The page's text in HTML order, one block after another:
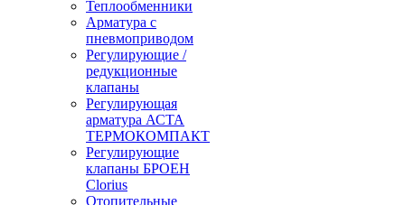
Теплообменники
Арматура с
пневмоприводом
Регулирующие /
редукционные
клапаны
Регулирующая
арматура АСТА
ТЕРМОКОМПАКТ
Регулирующие
клапаны БРОЕН
Clorius
Отопительные